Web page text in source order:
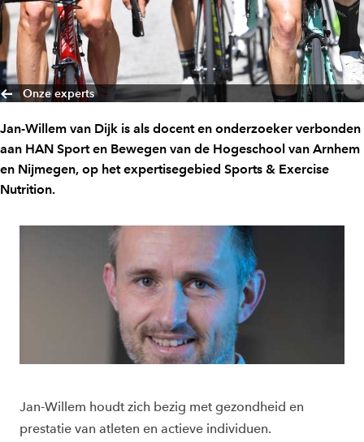
Onze experts
Jan-Willem van Dijk is als docent en onderzoeker verbonden
aan HAN Sport en Bewegen van de Hogeschool van Arnhem
en Nijmegen, op het expertisegebied Sports & Exercise
Nutrition.
Jan-Willem houdt zich bezig met gezondheid en
prestatie van atleten en actieve individuen.